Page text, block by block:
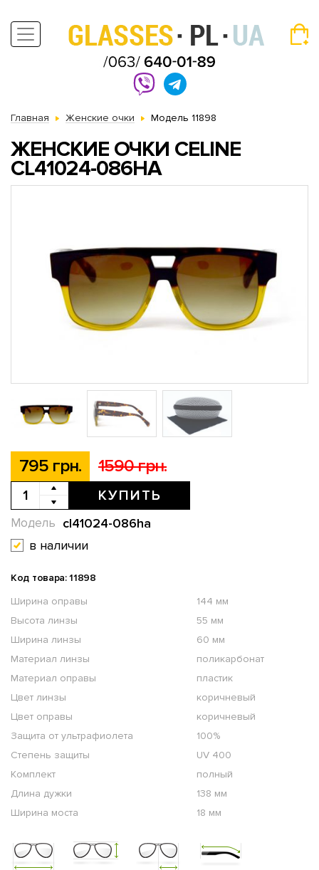
Главная Женские очки Модель 11898
ЖЕНСКИЕ ОЧКИ CELINE
CL41024-086HA
795 грн. 1590 грн.
КУПИТЬ
cl41024-086ha
Модель
в наличии
Код товара: 11898
Ширина оправы
144 мм
Высота линзы
55 мм
Ширина линзы
60 мм
Материал линзы
поликарбонат
Материал оправы
пластик
Цвет линзы
коричневый
Цвет оправы
коричневый
Защита от ультрафиолета
100%
Степень защиты
UV 400
Комплект
полный
Длина дужки
138 мм
Ширина моста
18 мм